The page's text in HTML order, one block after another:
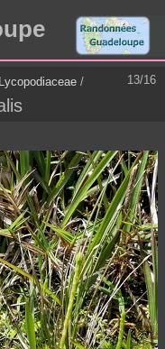
13/16
Lycopodiaceae /